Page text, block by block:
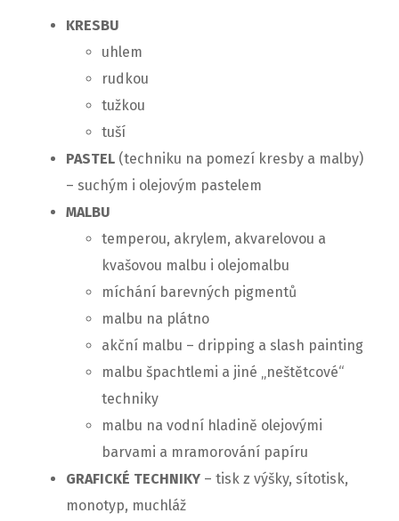
KRESBU
uhlem
rudkou
tužkou
tuší
PASTEL (techniku na pomezí kresby a malby)
– suchým i olejovým pastelem
MALBU
temperou, akrylem, akvarelovou a
kvašovou malbu i olejomalbu
míchání barevných pigmentů
malbu na plátno
akční malbu – dripping a slash painting
malbu špachtlemi a jiné „neštětcové“
techniky
malbu na vodní hladině olejovými
barvami a mramorování papíru
GRAFICKÉ TECHNIKY – tisk z výšky, sítotisk,
monotyp, muchláž